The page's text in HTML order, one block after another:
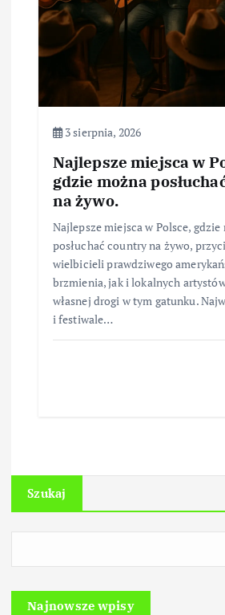
3 sierpnia, 2026
Najlepsze miejsca w
gdzie można
na żywo.
Najlepsze miejsca w Polsce, gdzie
posłuchać country na żywo,
wielbicieli prawdziwego
brzmienia, jak i lokalnych
własnej drogi w tym gatunku.
i festiwale…
Szukaj
Najnowsze wpisy